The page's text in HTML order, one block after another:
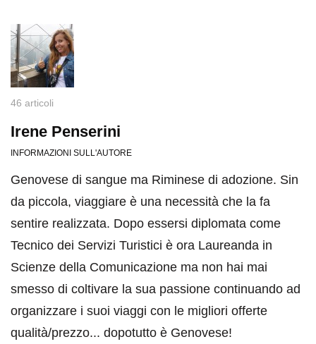
46 articoli
Irene Penserini
INFORMAZIONI SULL'AUTORE
Genovese di sangue ma Riminese di adozione. Sin
da piccola, viaggiare è una necessità che la fa
sentire realizzata. Dopo essersi diplomata come
Tecnico dei Servizi Turistici è ora Laureanda in
Scienze della Comunicazione ma non hai mai
smesso di coltivare la sua passione continuando ad
organizzare i suoi viaggi con le migliori offerte
qualità/prezzo... dopotutto è Genovese!